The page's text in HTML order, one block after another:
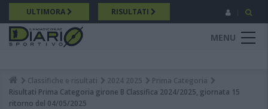
Salta
al
contenuto
principale
ULTIMORA RISULTATI
MENU
Breadcrumb
Classifiche e risultati 2024 2025
Prima Categoria
Risultati Prima Categoria girone B Classifica 2024/2025, giornata 15
ritorno del 04/05/2025